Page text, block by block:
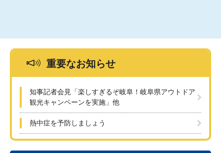
重要なお知らせ
知事記者会見「楽しすぎるぞ岐阜！岐阜県アウトドア
観光キャンペーンを実施」他
熱中症を予防しましょう